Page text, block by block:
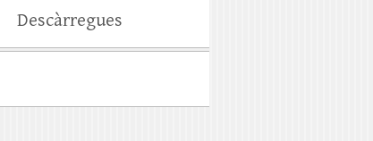
Descàrregues